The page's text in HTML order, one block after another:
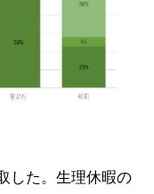
した。生理休暇の